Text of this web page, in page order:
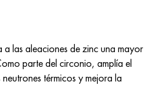
las aleaciones de zinc una mayor
parte del circonio, amplía el
térmicos y mejora la
2-5
3